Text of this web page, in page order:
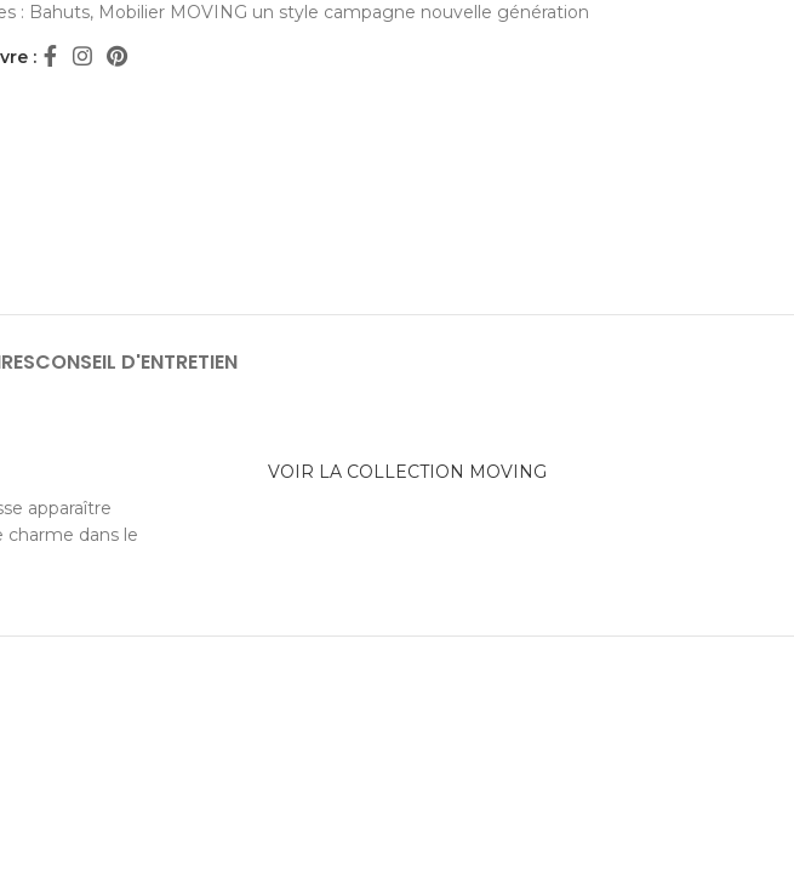
: Bahuts, Mobilier MOVING un style campagne nouvelle génération
:
CONSEIL D'ENTRETIEN
apparaître
dans le
VOIR LA COLLECTION MOVING